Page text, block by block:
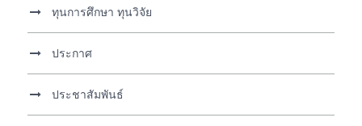
ทุนการศึกษา ทุนวิจัย
ประกาศ
ประชาสัมพันธ์